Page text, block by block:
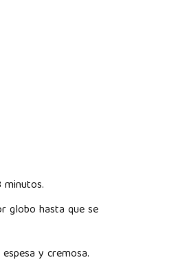
globo hasta que se
y cremosa.